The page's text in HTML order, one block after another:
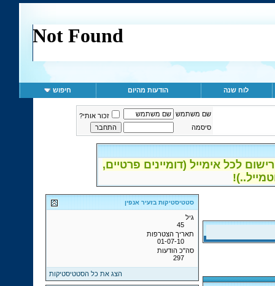
לוח שנה הודעות מהיום חיפוש
שם משתמש
זכור אותי?
סיסמה
לכל אימייל (דומיינים פרטיים,
סטטיסטיקות בזעיר אנפין
גיל
45
תאריך הצטרפות
01-07-10
סה"כ הודעות
297
הצג את כל הסטטיסטיקות